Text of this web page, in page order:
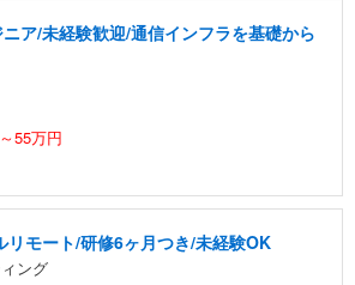
ア/未経験歓迎/通信インフラを基礎から
55万円
リモート/研修6ヶ月つき/未経験OK
ング